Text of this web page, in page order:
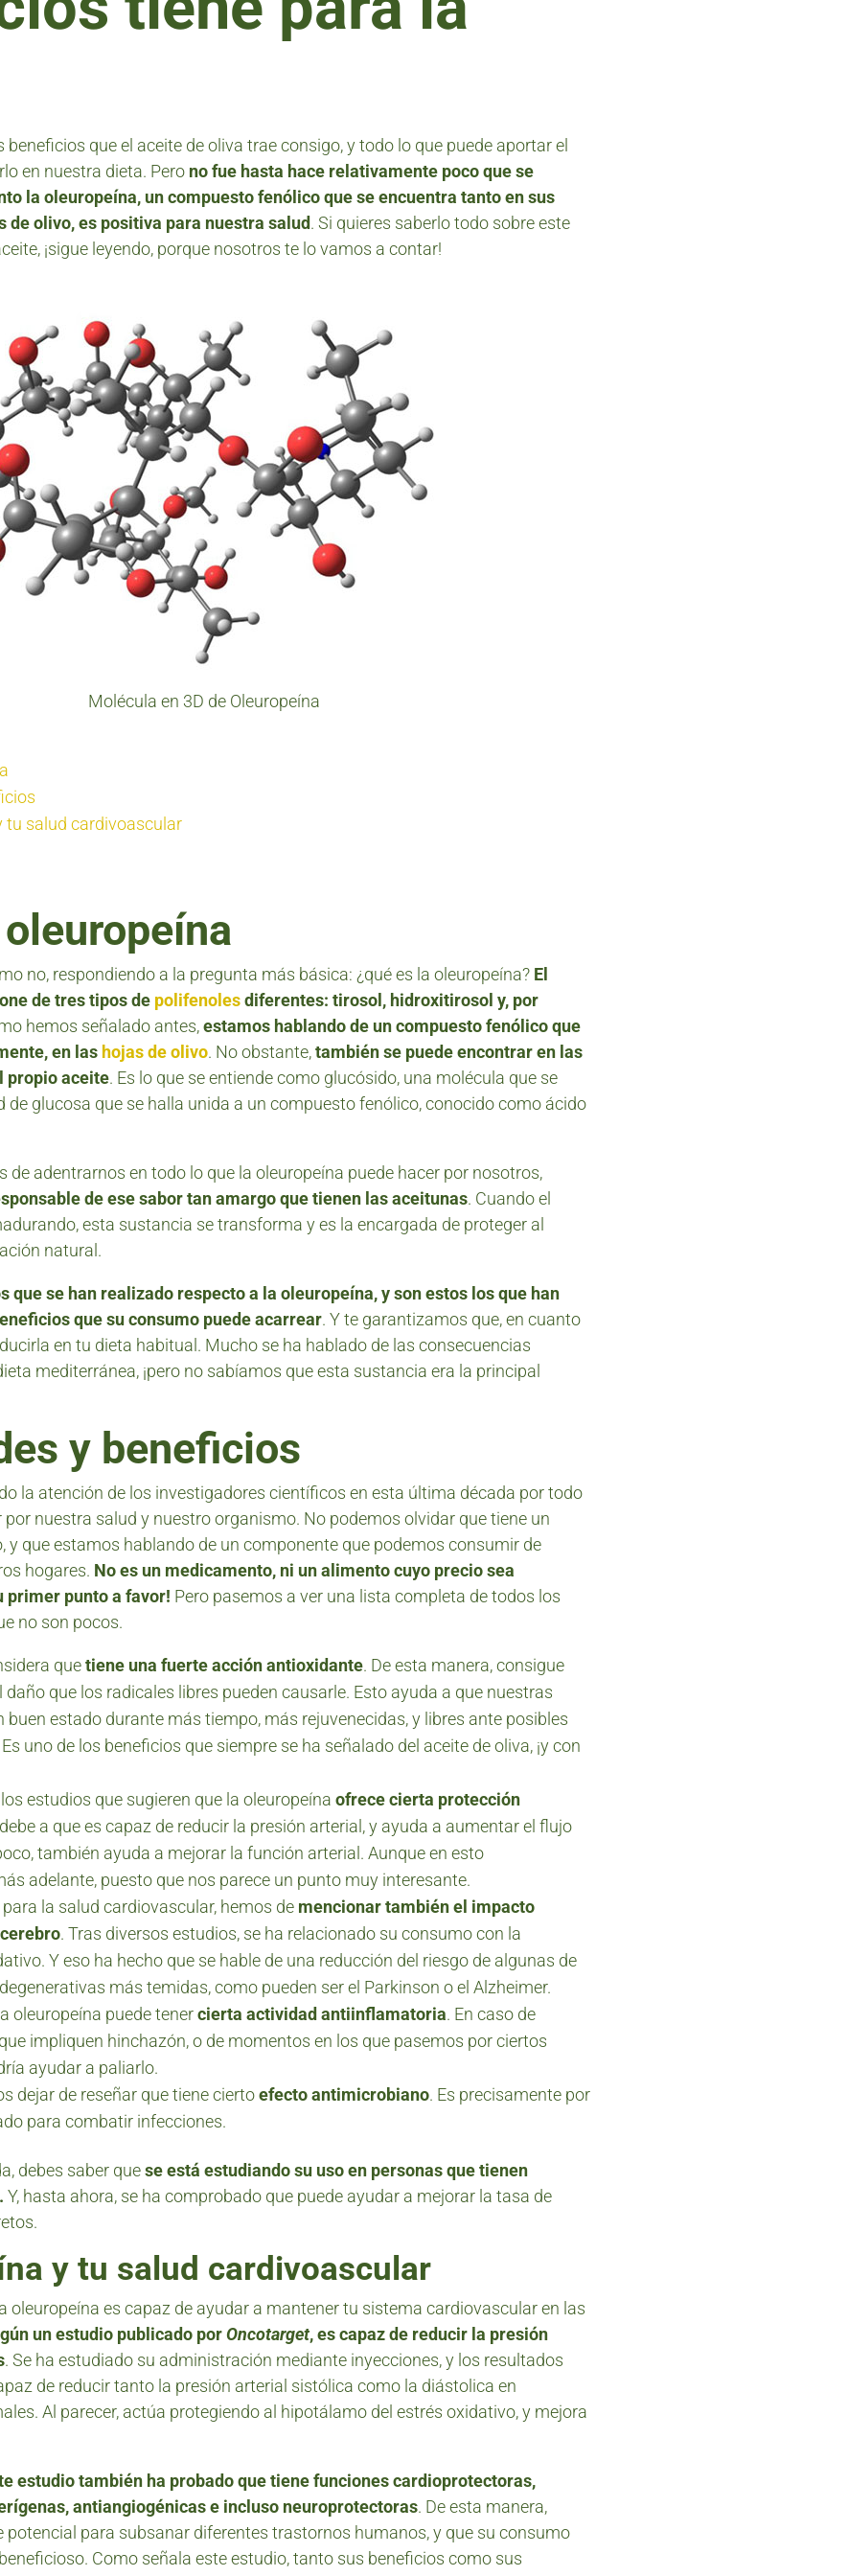
que el aceite de oliva trae consigo, y todo lo que puede aportar el
en nuestra dieta. Pero no fue hasta hace relativamente poco que se
la oleuropeína, un compuesto fenólico que se encuentra tanto en sus
de olivo, es positiva para nuestra salud. Si quieres saberlo todo sobre este
¡sigue leyendo, porque nosotros te lo vamos a contar!
Molécula en 3D de Oleuropeína
tu salud cardivoascular
no, respondiendo a la pregunta más básica: ¿qué es la oleuropeína? El
de tres tipos de polifenolesdiferentes: tirosol, hidroxitirosol y, por
hemos señalado antes,estamos hablando de un compuesto fenólico que
en las hojas de olivo. No obstante,también se puede encontrar en las
propio aceite. Es lo que se entiende como glucósido, una molécula que se
de glucosa que se halla unida a un compuesto fenólico, conocido como ácido
de adentrarnos en todo lo que la oleuropeína puede hacer por nosotros,
de ese sabor tan amargo que tienen las aceitunas. Cuando el
esta sustancia se transforma y es la encargada de proteger al
natural.
que se han realizado respecto a la oleuropeína, y son estos los que han
que su consumo puede acarrear. Y te garantizamos que, en cuanto
en tu dieta habitual. Mucho se ha hablado de las consecuencias
mediterránea, ¡pero no sabíamos que esta sustancia era la principal
y beneficios
la atención de los investigadores científicos en esta última década por todo
por nuestra salud y nuestro organismo. No podemos olvidar que tiene un
y que estamos hablando de un componente que podemos consumir de
hogares. No es un medicamento, ni un alimento cuyo precio sea
primer punto a favor! Pero pasemos a ver una lista completa de todos los
no son pocos.
quetiene una fuerte acción antioxidante. De esta manera, consigue
daño que los radicales libres pueden causarle. Esto ayuda a que nuestras
buen estado durante más tiempo, más rejuvenecidas, y libres ante posibles
uno de los beneficios que siempre se ha señalado del aceite de oliva, ¡y con
estudios que sugieren que la oleuropeína ofrece cierta protección
a que es capaz de reducir la presión arterial, y ayuda a aumentar el flujo
también ayuda a mejorar la función arterial. Aunque en esto
adelante, puesto que nos parece un punto muy interesante.
la salud cardiovascular, hemos de mencionar también el impacto
. Tras diversos estudios, se ha relacionado su consumo con la
Y eso ha hecho que se hable de una reducción del riesgo de algunas de
más temidas, como pueden ser el Parkinson o el Alzheimer.
oleuropeína puede tenercierta actividad antiinflamatoria. En caso de
impliquen hinchazón, o de momentos en los que pasemos por ciertos
ayudar a paliarlo.
dejar de reseñar que tiene ciertoefecto antimicrobiano. Es precisamente por
para combatir infecciones.
debes saber quese está estudiando su uso en personas que tienen
Y, hasta ahora, se ha comprobado que puede ayudar a mejorar la tasa de
y tu salud cardivoascular
oleuropeína es capaz de ayudar a mantener tu sistema cardiovascular en las
un estudio publicado porOncotarget, es capaz de reducir la presión
. Se ha estudiado su administración mediante inyecciones, y los resultados
de reducir tanto la presión arterial sistólica como la diástolica en
Al parecer, actúa protegiendo al hipotálamo del estrés oxidativo, y mejora
estudio también ha probado que tiene funciones cardioprotectoras,
antiangiogénicas e incluso neuroprotectoras. De esta manera,
potencial para subsanar diferentes trastornos humanos, y que su consumo
Como señala este estudio, tanto sus beneficios como sus